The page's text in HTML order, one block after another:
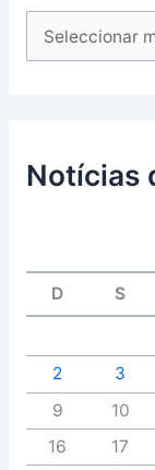
Notícias
D S
2
3
9
10
16
17